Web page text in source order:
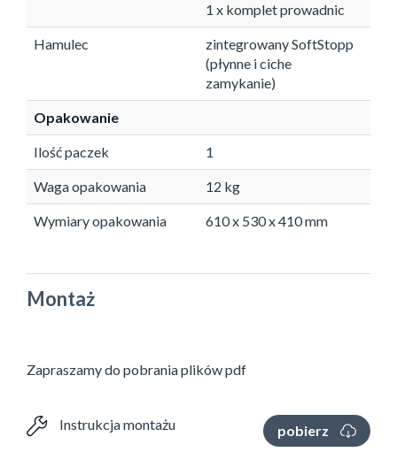
1 x komplet prowadnic
Hamulec
zintegrowany SoftStopp
(płynne i ciche
zamykanie)
Opakowanie
Ilość paczek 1
Waga opakowania 12 kg
Wymiary opakowania 610 x 530 x 410 mm
Montaż
Zapraszamy do pobrania plików pdf
Instrukcja montażu pobierz